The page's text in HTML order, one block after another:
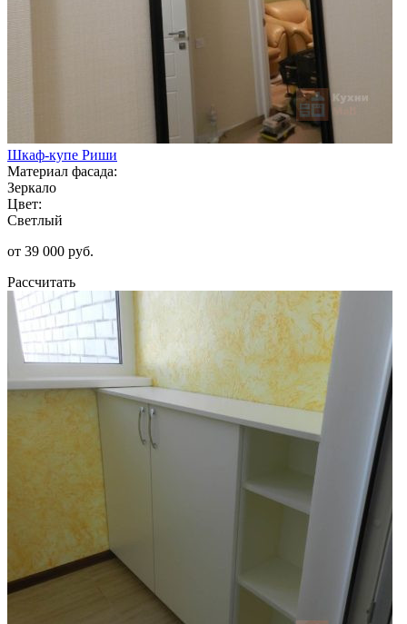
Шкаф-купе Риши
Материал фасада:
Зеркало
Цвет:
Светлый
от 39 000 руб.
Рассчитать